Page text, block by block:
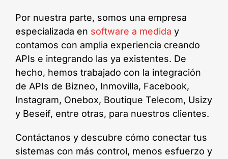
Por nuestra parte, somos una empresa
especializada en software a medida y
contamos con amplia experiencia creando
APIs e integrando las ya existentes. De
hecho, hemos trabajado con la integración
de APIs de Bizneo, Inmovilla, Facebook,
Instagram, Onebox, Boutique Telecom, Usizy
y Beseif, entre otras, para nuestros clientes.
Contáctanos y descubre cómo conectar tus
sistemas con más control, menos esfuerzo y